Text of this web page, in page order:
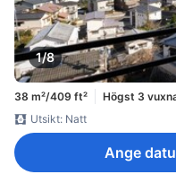
1/8
38 m²/409 ft²
Högst 3
Utsikt: Natt
Ange